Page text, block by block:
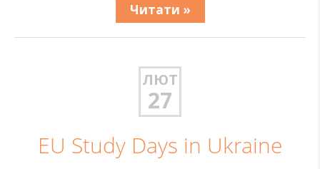
Читати »
ЛЮТ
27
EU Study Days in Ukraine